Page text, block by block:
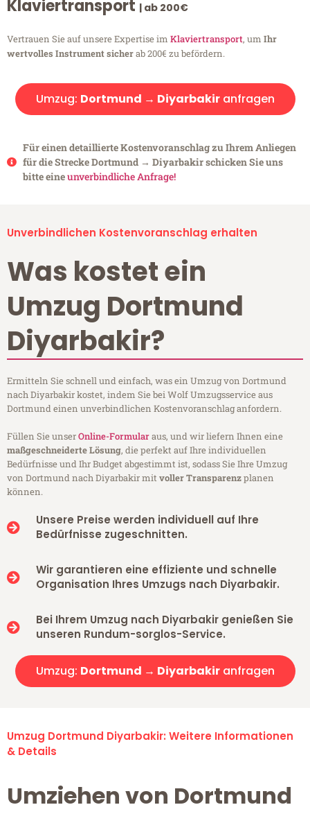
Klaviertransport | ab 200€
Vertrauen Sie auf unsere Expertise im Klaviertransport, um Ihr
wertvolles Instrument sicherab 200€ zu befördern.
Umzug: Dortmund → Diyarbakiranfragen
Für einen detaillierte Kostenvoranschlag zu Ihrem Anliegen
für die Strecke Dortmund → Diyarbakir schicken Sie uns
bitte eineunverbindliche Anfrage!
Unverbindlichen Kostenvoranschlag erhalten
Was kostet ein
Umzug Dortmund
Diyarbakir?
Ermitteln Sie schnell und einfach, was ein Umzug von Dortmund
nach Diyarbakir kostet, indem Sie bei Wolf Umzugsservice aus
Dortmund einen unverbindlichen Kostenvoranschlag anfordern.
Füllen Sie unserOnline-Formularaus, und wir liefern Ihnen eine
maßgeschneiderte Lösung, die perfekt auf Ihre individuellen
Bedürfnisse und Ihr Budget abgestimmt ist, sodass Sie Ihre Umzug
von Dortmund nach Diyarbakir mitvoller Transparenzplanen
können.
Unsere Preise werden individuell auf Ihre
Bedürfnisse zugeschnitten.
Wir garantieren eine effiziente und schnelle
Organisation Ihres Umzugs nach Diyarbakir.
Bei Ihrem Umzug nach Diyarbakir genießen Sie
unseren Rundum-sorglos-Service.
Umzug: Dortmund → Diyarbakiranfragen
Umzug Dortmund Diyarbakir: Weitere Informationen
& Details
Umziehen von Dortmund